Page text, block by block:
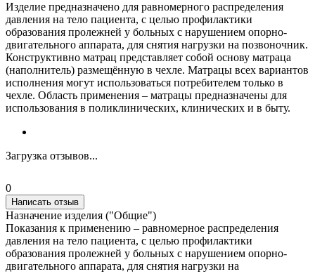
Изделие предназначено для равномерного распределения
давления на тело пациента, с целью профилактики
образования пролежней у больных с нарушением опорно-
двигательного аппарата, для снятия нагрузки на позвоночник.
Конструктивно матрац представляет собой основу матраца
(наполнитель) размещённую в чехле. Матрацы всех вариантов
исполнения могут использоваться потребителем только в
чехле. Область применения – матрацы предназначены для
использования в поликлинических, клинических и в быту.
Загрузка отзывов...
0
Написать отзыв
Назначение изделия ("Общие")
Показания к применению – равномерное распределения
давления на тело пациента, с целью профилактики
образования пролежней у больных с нарушением опорно-
двигательного аппарата, для снятия нагрузки на